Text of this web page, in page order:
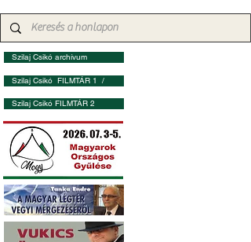
Szilaj Csikó archívum
Szilaj Csikó FILMTÁR 1 /
Szilaj Csikó FILMTÁR 2